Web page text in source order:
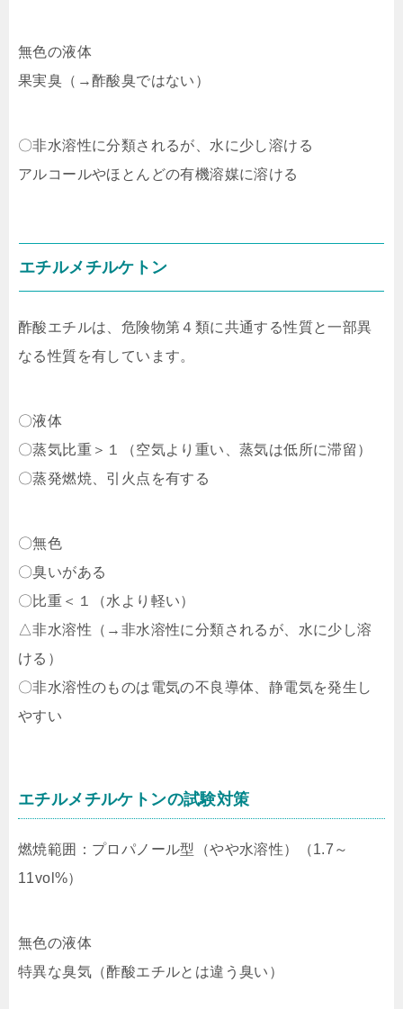
無色の液体
果実臭（→酢酸臭ではない）
〇非水溶性に分類されるが、水に少し溶ける
アルコールやほとんどの有機溶媒に溶ける
エチルメチルケトン
酢酸エチルは、危険物第４類に共通する性質と一部異
なる性質を有しています。
〇液体
〇蒸気比重＞１（空気より重い、蒸気は低所に滞留）
〇蒸発燃焼、引火点を有する
〇無色
〇臭いがある
〇比重＜１（水より軽い）
△非水溶性（→非水溶性に分類されるが、水に少し溶
ける）
〇非水溶性のものは電気の不良導体、静電気を発生し
やすい
エチルメチルケトンの試験対策
燃焼範囲：プロパノール型（やや水溶性）（1.7～
11vol%）
無色の液体
特異な臭気（酢酸エチルとは違う臭い）